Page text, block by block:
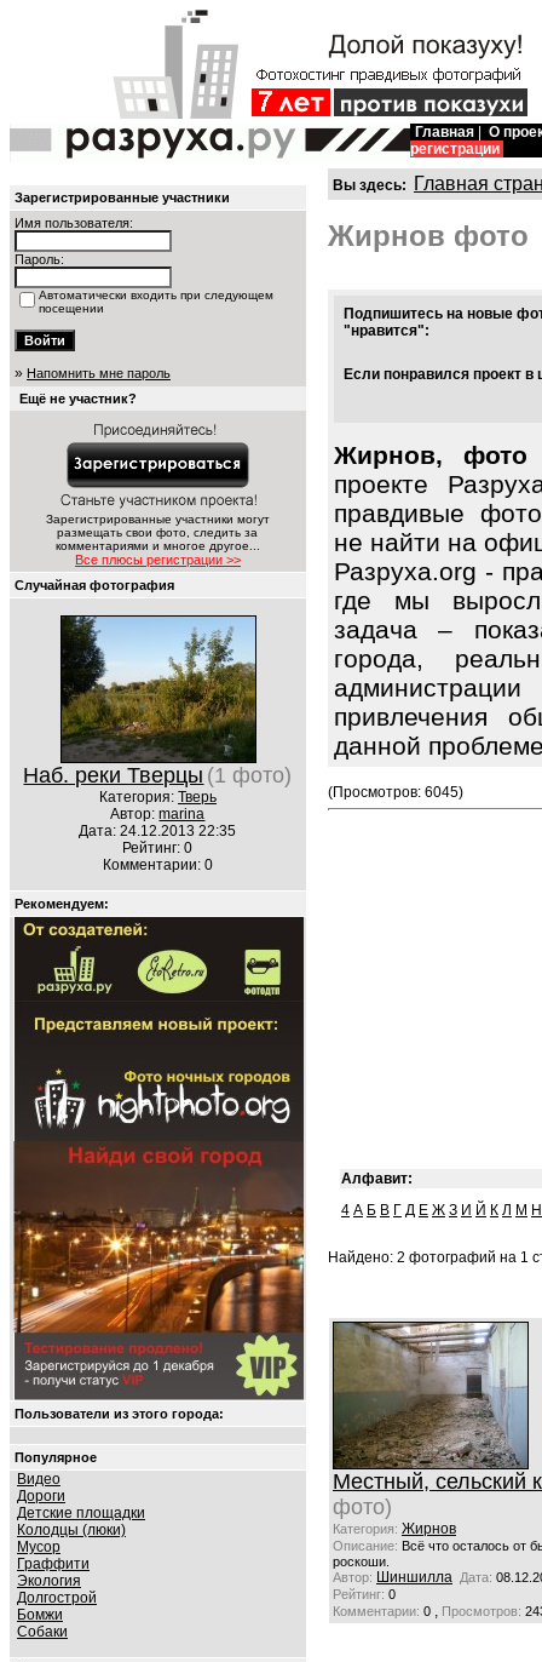
Главная
О
регистрации
Зарегистрированные участники
Имя пользователя:
Пароль:
Автоматически входить при следующем
посещении
» Напомнить мне пароль
Ещё не участник?
Зарегистрированные участники могут
размещать свои фото, следить за
комментариями и многое другое...
Все плюсы регистрации >>
Случайная фотография
Наб. реки Тверцы (1 фото)
Категория: Тверь
Автор:marina
Дата: 24.12.2013 22:35
Рейтинг: 0
Комментарии: 0
Рекомендуем:
Пользователи из этого города:
Популярное
Видео
Дороги
Детские площадки
Колодцы (люки)
Мусор
Граффити
Экология
Долгострой
Бомжи
Собаки
Вы здесь: Главная
Жирнов фото
Подпишитесь на новые
"нравится":
Если понравился проект
Жирнов, фото
проекте
правдивые
не найти на
Разруха.org -
где мы
задача –
города,
привлечения
данной
(Просмотров: 6045)
Алфавит:
4 А Б В Г Д Е Ж З И Й К Л М Н
Найдено: 2 фотографий на 1
Местный, сельский
фото)
Категория: Жирнов
Описание: Всё что осталось от
роскоши.
Автор: Шиншилла Дата:
Рейтинг: 0
Комментарии: 0 , Просмотров: